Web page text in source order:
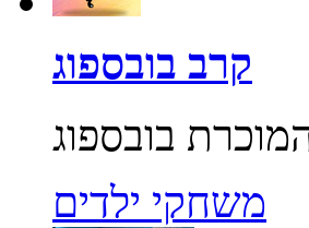
קרב בובספוג
משחקי ילדים